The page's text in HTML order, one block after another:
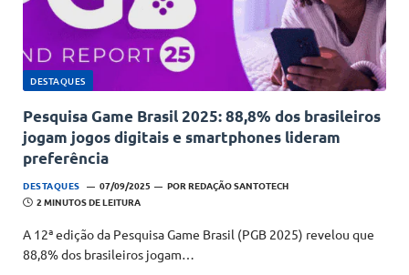
DESTAQUES
Pesquisa Game Brasil 2025: 88,8% dos brasileiros
jogam jogos digitais e smartphones lideram
preferência
DESTAQUES 07/09/2025 PORREDAÇÃO SANTOTECH
2 MINUTOS DE LEITURA
A 12ª edição da Pesquisa Game Brasil (PGB 2025) revelou que
88,8% dos brasileiros jogam…